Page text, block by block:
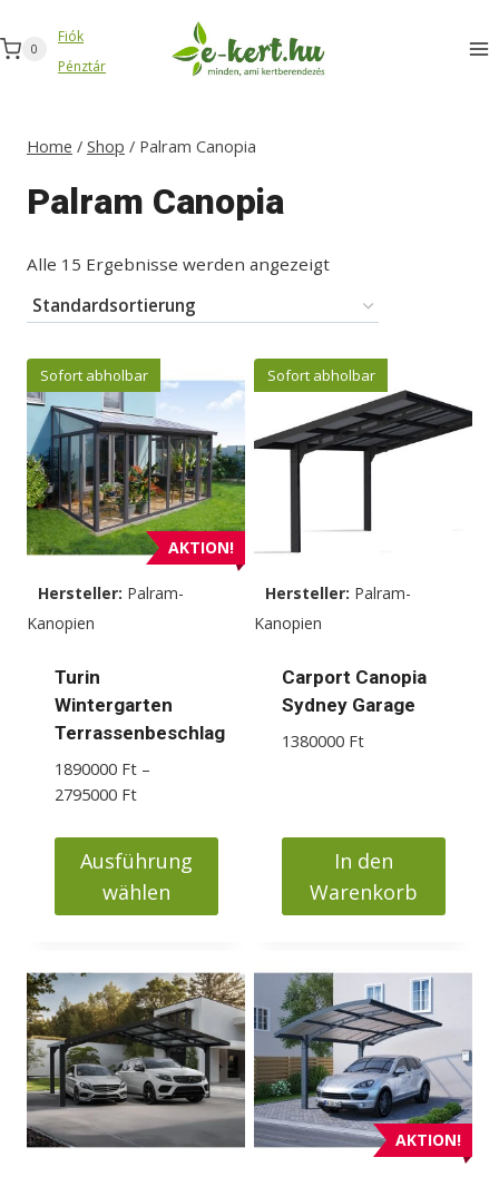
Inhalt
springen
0
Fiók
Pénztár
Home / Shop / Palram Canopia
Palram Canopia
Alle 15 Ergebnisse werden angezeigt
AKTION!
Sofort abholbar
Hersteller: Palram-
Kanopien
Turin
Wintergarten
Terrassenbeschlag
1890000 Ft –
2795000 FtPreisspanne:
bis
2795000 Ft
Ausführung
wählen
weist
mehrere
Varianten
auf.
Die
Optionen
Sofort abholbar
Hersteller: Palram-
Kanopien
Carport Canopia
Sydney Garage
1380000 Ft
In den
Warenkorb
AKTION!